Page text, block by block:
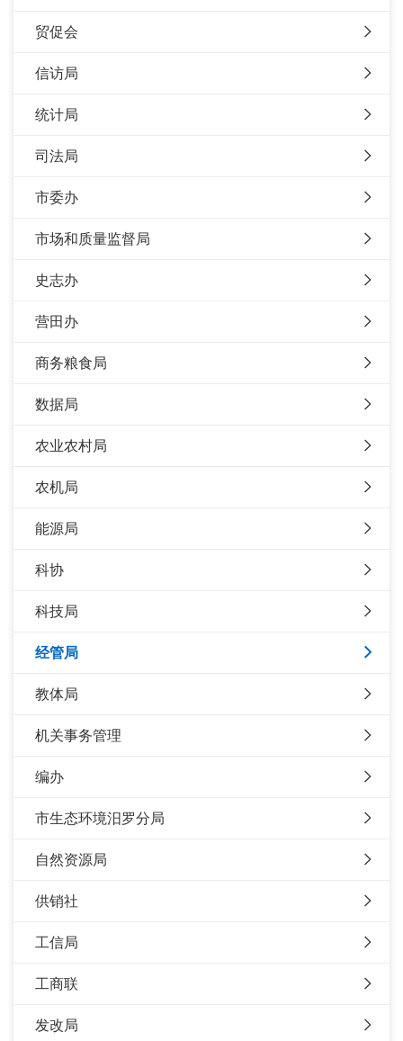
贸促会
信访局
统计局
司法局
市委办
市场和质量监督局
史志办
营田办
商务粮食局
数据局
农业农村局
农机局
能源局
科协
科技局
经管局
教体局
机关事务管理
编办
市生态环境汨罗分局
自然资源局
供销社
工信局
工商联
发改局